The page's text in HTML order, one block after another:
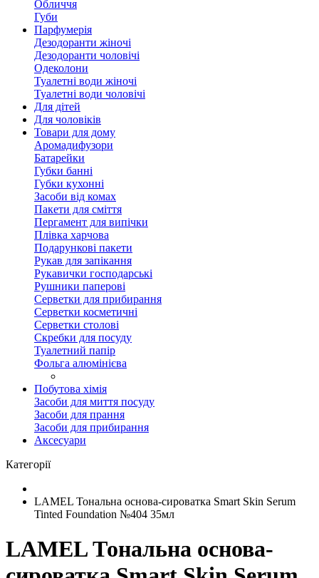
Обличчя
Губи
Парфумерія
Дезодоранти жіночі
Дезодоранти чоловічі
Одеколони
Туалетні води жіночі
Туалетні води чоловічі
Для дітей
Для чоловіків
Товари для дому
Аромадифузори
Батарейки
Губки банні
Губки кухонні
Засоби від комах
Пакети для сміття
Пергамент для випічки
Плівка харчова
Подарункові пакети
Рукав для запікання
Рукавички господарські
Рушники паперові
Серветки для прибирання
Серветки косметичні
Серветки столові
Скребки для посуду
Туалетний папір
Фольга алюмінієва
Побутова хімія
Засоби для миття посуду
Засоби для прання
Засоби для прибирання
Аксесуари
Категорії
LAMEL Тональна основа-сироватка Smart Skin Serum
Tinted Foundation №404 35мл
LAMEL Тональна основа-